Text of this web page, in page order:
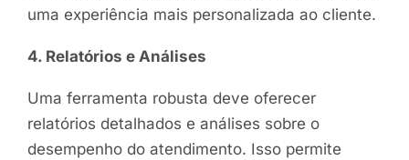
uma experiência mais personalizada ao cliente.
4. Relatórios e Análises
Uma ferramenta robusta deve oferecer
relatórios detalhados e análises sobre o
desempenho do atendimento. Isso permite